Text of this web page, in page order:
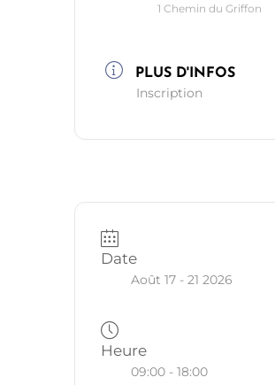
1 Chemin du Griffon
PLUS D'INFOS
Inscription
Date
Août 17 - 21 2026
Heure
09:00 - 18:00